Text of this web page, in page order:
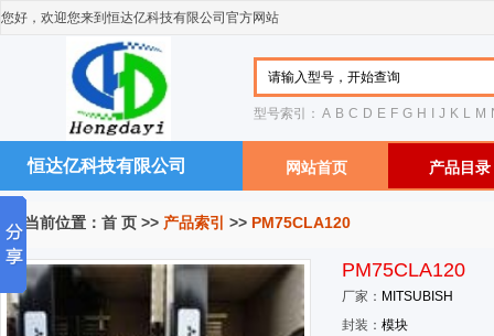
您好，欢迎您来到恒达亿科技有限公司官方网站
型号索引： A B C D E F G H J K L M
恒达亿科技有限公司 网站首页 产品目录
您当前位置： 首 页 >> 产品索引 >> PM75CLA120
PM75CLA120
厂家： MITSUBISH
封装： 模块